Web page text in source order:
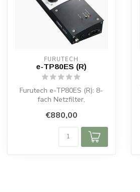
FURUTECH
e-TP80ES (R)
Furutech e-TP80ES (R): 8-
fach Netzfilter,
EMI/RFI-Filter, o...
€880,00